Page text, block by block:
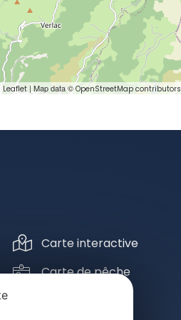
Leaflet| Map data ©OpenStreetMap contributors
Carte interactive
Carte de pêche